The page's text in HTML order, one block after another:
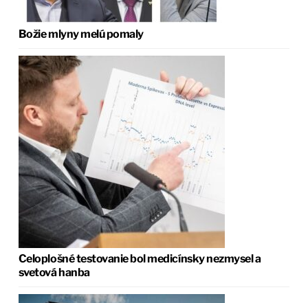
Božie mlyny melú pomaly
Celoplošné testovanie bol medicínsky nezmysel a
svetová hanba